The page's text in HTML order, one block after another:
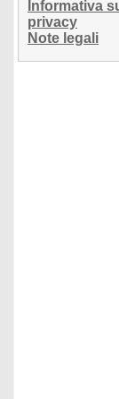
Informativa
privacy
Note legali